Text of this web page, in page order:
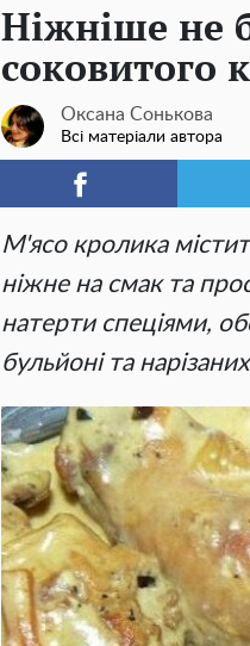
Ніжніше не
соковитого
Оксана Сонькова
Всі матеріали автора
М'ясо кролика
ніжне на смак та
натерти спеціями,
бульйоні та